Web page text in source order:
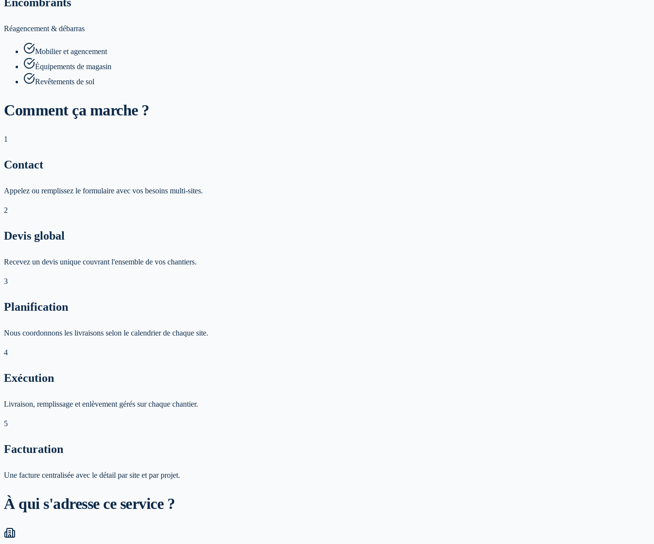
Réagencement & débarras
Mobilier et agencement
Équipements de magasin
Revêtements de sol
Comment ça marche ?
1
Contact
Appelez ou remplissez le formulaire avec vos besoins multi-sites.
2
Devis global
Recevez un devis unique couvrant l'ensemble de vos chantiers.
3
Planification
Nous coordonnons les livraisons selon le calendrier de chaque site.
4
Exécution
Livraison, remplissage et enlèvement gérés sur chaque chantier.
5
Facturation
Une facture centralisée avec le détail par site et par projet.
À qui s'adresse ce service ?